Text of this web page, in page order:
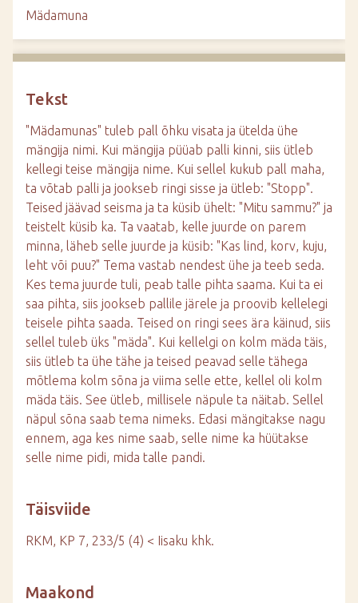
Mädamuna
Tekst
"Mädamunas" tuleb pall õhku visata ja ütelda ühe
mängija nimi. Kui mängija püüab palli kinni, siis ütleb
kellegi teise mängija nime. Kui sellel kukub pall maha,
ta võtab palli ja jookseb ringi sisse ja ütleb: "Stopp".
Teised jäävad seisma ja ta küsib ühelt: "Mitu sammu?" ja
teistelt küsib ka. Ta vaatab, kelle juurde on parem
minna, läheb selle juurde ja küsib: "Kas lind, korv, kuju,
leht või puu?" Tema vastab nendest ühe ja teeb seda.
Kes tema juurde tuli, peab talle pihta saama. Kui ta ei
saa pihta, siis jookseb pallile järele ja proovib kellelegi
teisele pihta saada. Teised on ringi sees ära käinud, siis
sellel tuleb üks "mäda". Kui kellelgi on kolm mäda täis,
siis ütleb ta ühe tähe ja teised peavad selle tähega
mõtlema kolm sõna ja viima selle ette, kellel oli kolm
mäda täis. See ütleb, millisele näpule ta näitab. Sellel
näpul sõna saab tema nimeks. Edasi mängitakse nagu
ennem, aga kes nime saab, selle nime ka hüütakse
selle nime pidi, mida talle pandi.
Täisviide
RKM, KP 7, 233/5 (4) < Iisaku khk.
Maakond